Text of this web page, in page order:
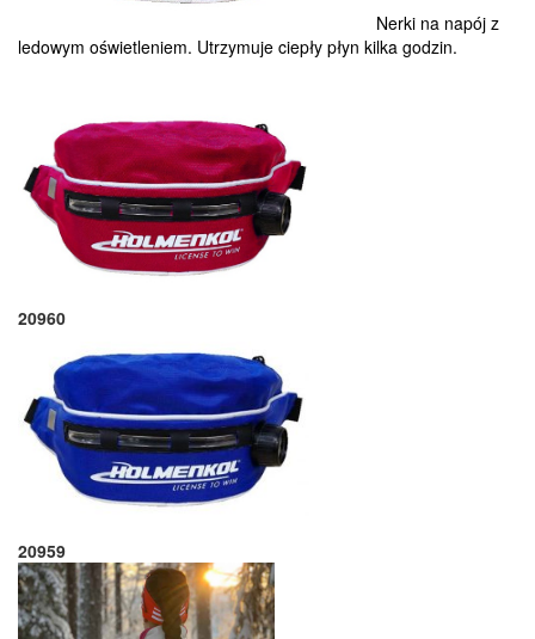
Nerki na napój z
ledowym oświetleniem. Utrzymuje ciepły płyn kilka godzin.
20960
20959